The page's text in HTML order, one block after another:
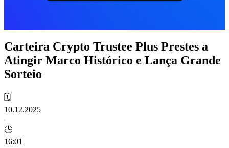
Carteira Crypto Trustee Plus Prestes a
Atingir Marco Histórico e Lança Grande
Sorteio
🗓️
10.12.2025
🕒
16:01